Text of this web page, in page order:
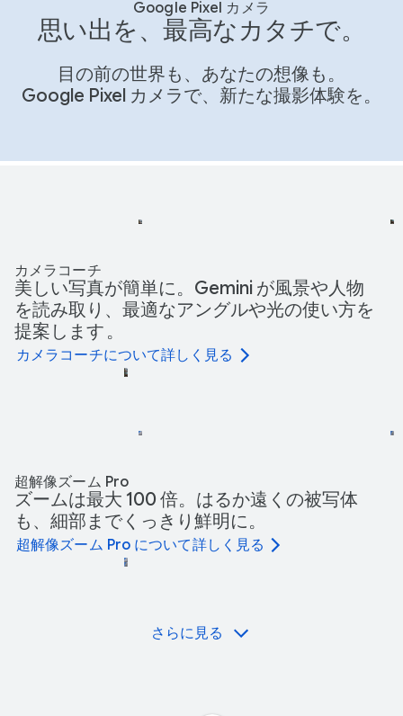
Google Pixel カメラ
思い出を、最高なカタチで。
目の前の世界も、あなたの想像も。
Google Pixel カメラで、新たな撮影体験を。
カメラコーチ
美しい写真が簡単に。Gemini が風景や人物
を読み取り、最適なアングルや光の使い方を
提案します 。
カメラコーチについて詳しく見る
超解像ズーム Pro
ズームは最大 100 倍。はるか遠くの被写体
も、細部までくっきり鮮明に。
超解像ズーム Pro について詳しく見る
さらに見る